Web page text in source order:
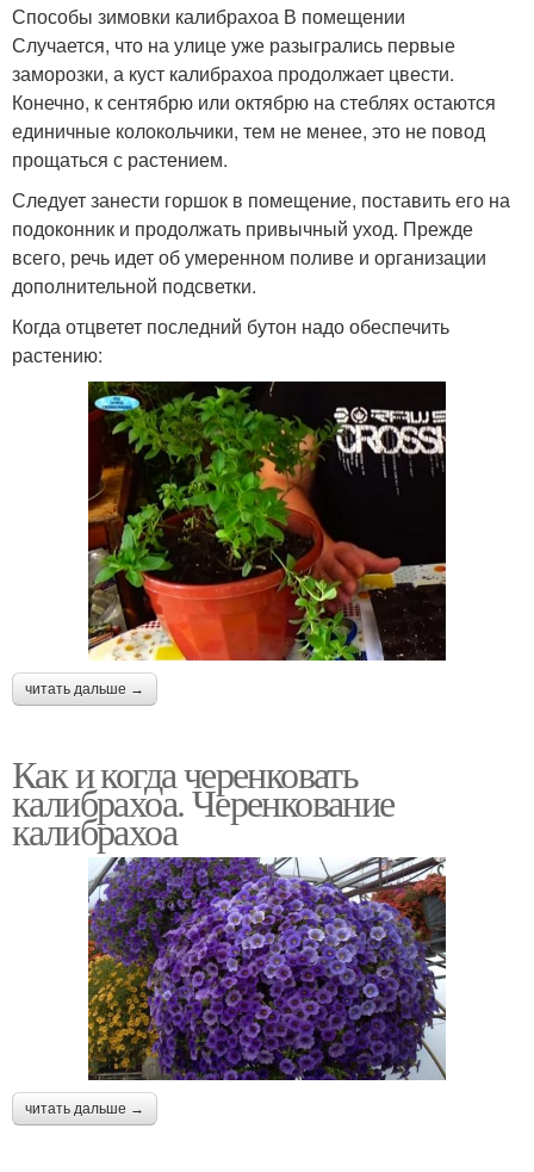
Способы зимовки калибрахоа В помещении
Случается, что на улице уже разыгрались первые
заморозки, а куст калибрахоа продолжает цвести.
Конечно, к сентябрю или октябрю на стеблях остаются
единичные колокольчики, тем не менее, это не повод
прощаться с растением.
Следует занести горшок в помещение, поставить его на
подоконник и продолжать привычный уход. Прежде
всего, речь идет об умеренном поливе и организации
дополнительной подсветки.
Когда отцветет последний бутон надо обеспечить
растению:
читать дальше →
Как и когда черенковать
калибрахоа. Черенкование
калибрахоа
читать дальше →